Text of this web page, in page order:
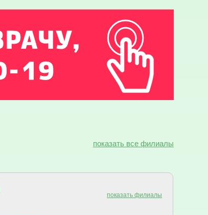
показать все филиалы
показать филиалы